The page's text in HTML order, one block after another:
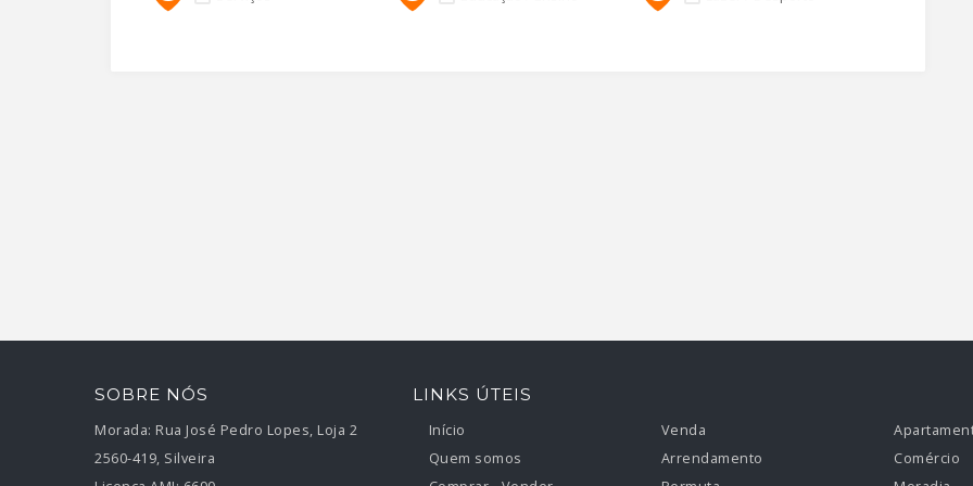
SOBRE NÓS
Morada: Rua José Pedro Lopes, Loja 2
2560-419, Silveira
LINKS ÚTEIS
Início
Quem somos
Venda
Arrendamento
Comércio